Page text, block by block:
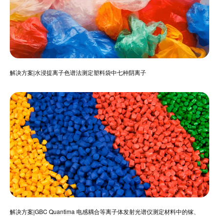
解决方案|水浸提离子色谱法测定塑料袋中七种阴离子
解决方案|GBC Quantima 电感耦合等离子体发射光谱仪测定材料中的镓、